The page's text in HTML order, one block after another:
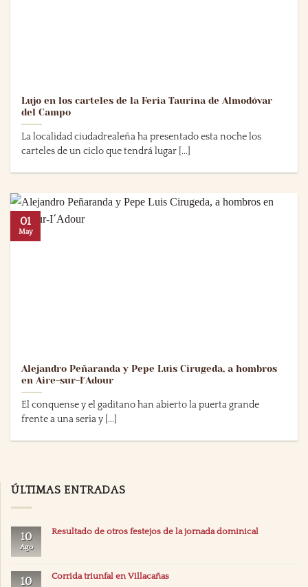
Lujo en los carteles de la Feria Taurina de Almodóvar
del Campo
La localidad ciudadrealeña ha presentado esta noche los
carteles de un ciclo que tendrá lugar [...]
Alejandro Peñaranda y Pepe Luis Cirugeda, a hombros
en Aire-sur-I´Adour
El conquense y el gaditano han abierto la puerta grande
frente a una seria y [...]
01
May
ÚLTIMAS ENTRADAS
10
Ago
Resultado de otros festejos de la jornada dominical
10 Corrida triunfal en Villacañas